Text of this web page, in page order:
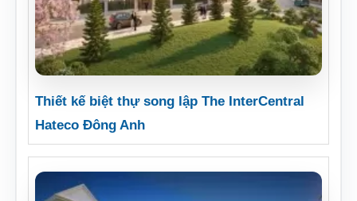
Thiết kế biệt thự song lập The InterCentral
Hateco Đông Anh